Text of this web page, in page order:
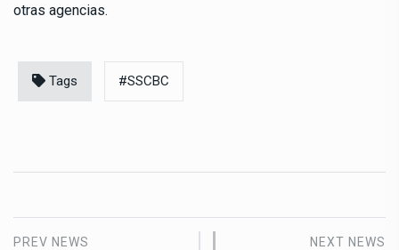
otras agencias.
Tags #SSCBC
PREV NEWS NEXT NEWS